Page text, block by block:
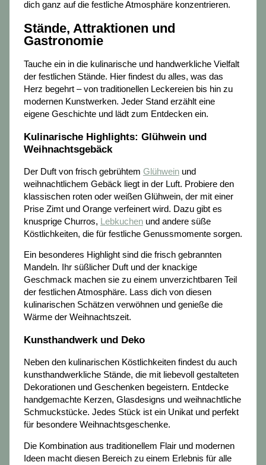
dich ganz auf die festliche Atmosphäre konzentrieren.
Stände, Attraktionen und
Gastronomie
Tauche ein in die kulinarische und handwerkliche Vielfalt
der festlichen Stände. Hier findest du alles, was das
Herz begehrt – von traditionellen Leckereien bis hin zu
modernen Kunstwerken. Jeder Stand erzählt eine
eigene Geschichte und lädt zum Entdecken ein.
Kulinarische Highlights: Glühwein und
Weihnachtsgebäck
Der Duft von frisch gebrühtem Glühweinund
weihnachtlichem Gebäck liegt in der Luft. Probiere den
klassischen roten oder weißen Glühwein, der mit einer
Prise Zimt und Orange verfeinert wird. Dazu gibt es
knusprige Churros,
Lebkuchenund andere süße
Köstlichkeiten, die für festliche Genussmomente sorgen.
Ein besonderes Highlight sind die frisch gebrannten
Mandeln. Ihr süßlicher Duft und der knackige
Geschmack machen sie zu einem unverzichtbaren Teil
der festlichen Atmosphäre. Lass dich von diesen
kulinarischen Schätzen verwöhnen und genieße die
Wärme der Weihnachtszeit.
Kunsthandwerk und Deko
Neben den kulinarischen Köstlichkeiten findest du auch
kunsthandwerkliche Stände, die mit liebevoll gestalteten
Dekorationen und Geschenken begeistern. Entdecke
handgemachte Kerzen, Glasdesigns und weihnachtliche
Schmuckstücke. Jedes Stück ist ein Unikat und perfekt
für besondere Weihnachtsgeschenke.
Die Kombination aus traditionellem Flair und modernen
Ideen macht diesen Bereich zu einem Erlebnis für alle